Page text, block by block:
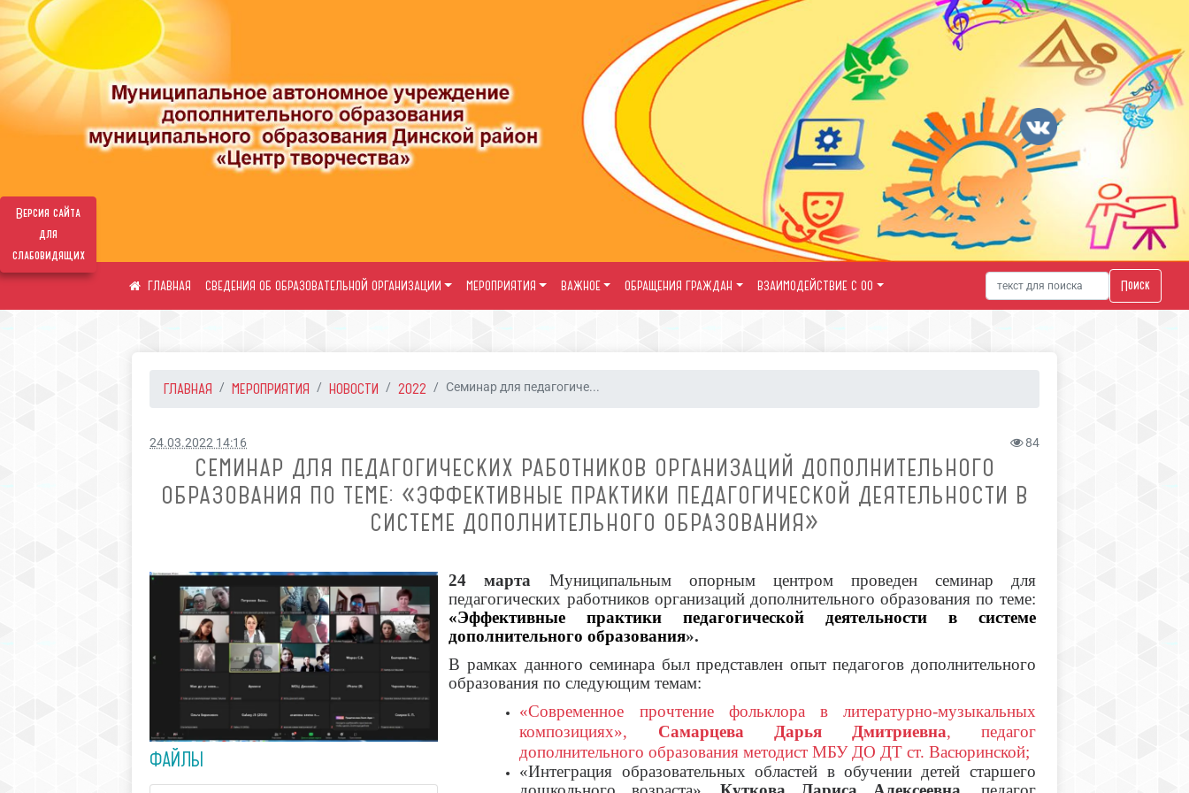
Версия сайта
для
слабовидящих
СВЕДЕНИЯ ОБ ОБРАЗОВАТЕЛЬНОЙ ОРГАНИЗАЦИИ МЕРОПРИЯТИЯ ВАЖНОЕ ОБРАЩЕНИЯ ГРАЖДАН ВЗАИМОДЕЙСТВИЕ С ОО Поиск
ГЛАВНАЯ МЕРОПРИЯТИЯ НОВОСТИ 2022 Семинар для педагогиче...
24.03.2022 14:16 84
СЕМИНАР ДЛЯ ПЕДАГОГИЧЕСКИХ РАБОТНИКОВ ОРГАНИЗАЦИЙ ДОПОЛНИТЕЛЬНОГО
ОБРАЗОВАНИЯ ПО ТЕМЕ: «ЭФФЕКТИВНЫЕ ПРАКТИКИ ПЕДАГОГИЧЕСКОЙ ДЕЯТЕЛЬНОСТИ В
СИСТЕМЕ ДОПОЛНИТЕЛЬНОГО ОБРАЗОВАНИЯ»
ФАЙЛЫ
24 марта Муниципальным опорным центром проведен семинар для
педагогических работников организаций дополнительного образования по теме:
«Эффективные практики педагогической деятельности в системе
дополнительного образования».
В рамках данного семинара был представлен опыт педагогов дополнительного
образования по следующим темам:
«Современное прочтение фольклора в литературно-музыкальных
композициях», Самарцева Дарья Дмитриевна, педагог
дополнительного образования методист МБУ ДО ДТ ст. Васюринской;
«Интеграция образовательных областей в обучении детей старшего